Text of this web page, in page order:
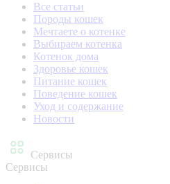
Все статьи
Породы кошек
Мечтаете о котенке
Выбираем котенка
Котенок дома
Здоровье кошек
Питание кошек
Поведение кошек
Уход и содержание
Новости
Сервисы
Сервисы